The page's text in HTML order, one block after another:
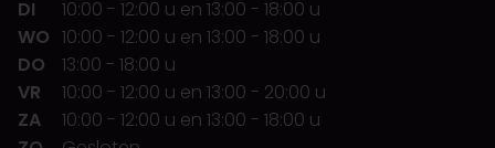
DI
10:00 - 12:00 u en 13:00 - 18:00 u
WO 10:00 - 12:00 u en 13:00 - 18:00 u
DO
13:00 - 18:00 u
VR
10:00 - 12:00 u en 13:00 - 20:00 u
ZA
10:00 - 12:00 u en 13:00 - 18:00 u